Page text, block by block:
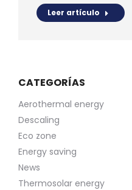
Leer artículo
CATEGORÍAS
Aerothermal energy
Descaling
Eco zone
Energy saving
News
Thermosolar energy